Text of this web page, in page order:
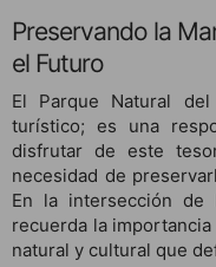
Preservando la
el Futuro
El Parque Natural
turístico; es una
disfrutar de este
necesidad de
En la intersección de
recuerda la
natural y cultural que